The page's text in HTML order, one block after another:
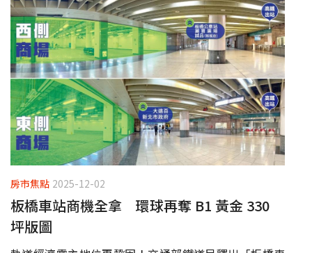
房市焦點 2025-12-02
板橋車站商機全拿 環球再奪 B1 黃金 330
坪版圖